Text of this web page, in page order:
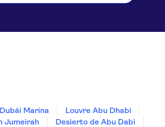
Dubái Marina
Louvre Abu Dhabi
Jumeirah
Desierto de Abu Dabi